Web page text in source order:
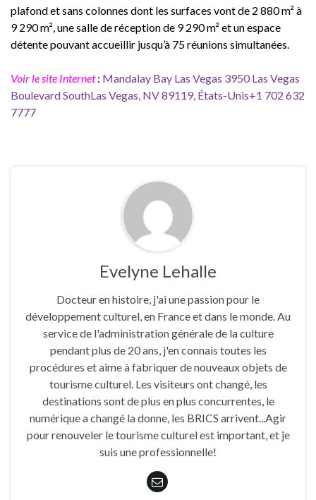
plafond et sans colonnes dont les surfaces vont de 2 880 m² à
9 290 m², une salle de réception de 9 290 m² et un espace
détente pouvant accueillir jusqu’à 75 réunions simultanées.
Voir le site Internet: Mandalay Bay Las Vegas 3950 Las Vegas
Boulevard SouthLas Vegas, NV 89119, États-Unis+1 702 632
7777
Evelyne Lehalle
Docteur en histoire, j'ai une passion pour le
développement culturel, en France et dans le monde. Au
service de l'administration générale de la culture
pendant plus de 20 ans, j'en connais toutes les
procédures et aime à fabriquer de nouveaux objets de
tourisme culturel. Les visiteurs ont changé, les
destinations sont de plus en plus concurrentes, le
numérique a changé la donne, les BRICS arrivent...Agir
pour renouveler le tourisme culturel est important, et je
suis une professionnelle!